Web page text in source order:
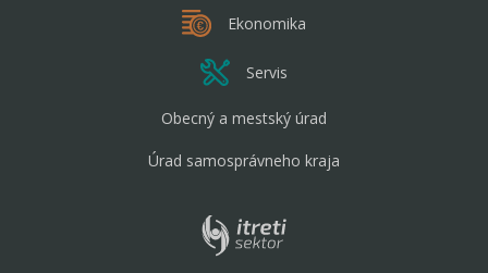
Ekonomika
Servis
Obecný a mestský úrad
Úrad samosprávneho kraja